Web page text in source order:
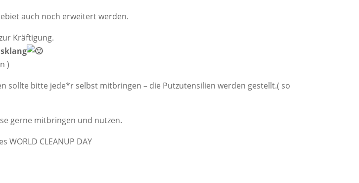
auch noch erweitert werden.
Kräftigung.
)
sollte bitte jede*r selbst mitbringen – die Putzutensilien werden gestellt.( so
gerne mitbringen und nutzen.
CLEANUP DAY